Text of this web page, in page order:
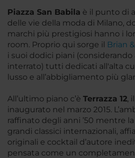
Piazza San Babila è il punto di
delle vie della moda di Milano,
marchi più prestigiosi hanno i
room. Proprio qui sorge il Brian
i suoi dodici piani
interrato) tutti dedicati all'alta
lusso e all’abbigliamento più
All’ultimo piano c’è Terrazza 12,
inaugurato nel marzo 2015.
raffinato degli anni ’50 mentre
grandi classici internazionali,
originali e cocktail d’autore
pensata come un